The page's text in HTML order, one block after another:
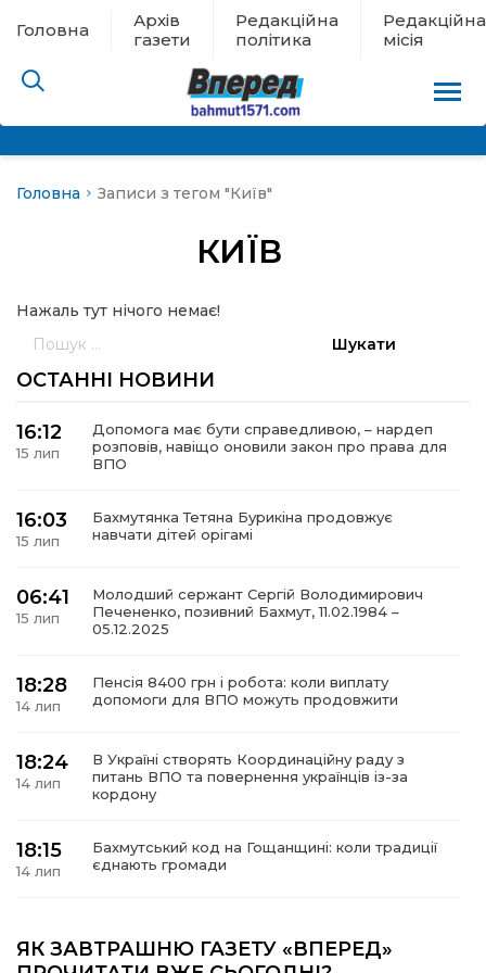
Головна
Архів
газети
Редакційна
політика
Редакційна
місія
новини
політика
місія
Головна Записи з тегом "Київ"
КИЇВ
Нажаль тут нічого немає!
ОСТАННІ НОВИНИ
16:12
15 лип
Допомога має бути справедливою, – нардеп
розповів, навіщо оновили закон про права для
ВПО
16:03
15 лип
Бахмутянка Тетяна Бурикіна продовжує
навчати дітей орігамі
06:41
15 лип
Молодший сержант Сергій Володимирович
Печененко, позивний Бахмут, 11.02.1984 –
05.12.2025
18:28
14 лип
Пенсія 8400 грн і робота: коли виплату
допомоги для ВПО можуть продовжити
18:24
14 лип
В Україні створять Координаційну раду з
питань ВПО та повернення українців із-за
кордону
18:15
14 лип
Бахмутський код на Гощанщині: коли традиції
єднають громади
10 лип
ЯК ЗАВТРАШНЮ ГАЗЕТУ «ВПЕРЕД»